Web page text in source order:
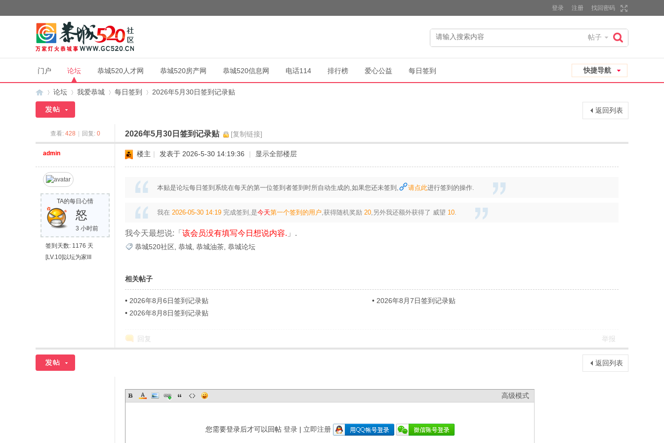
登录 注册 找回密码
帖子
快捷导航
门户 论坛 恭城520人才网 恭城520房产网 恭城520信息网 电话114 排行榜 爱心公益 每日签到
城
论坛
›
我爱恭城 每日签到
›
2026年5月30日签到记录贴
返回列表
查看: 428 回复: 0 2026年5月30日签到记录贴 [复制链接]
admin
TA的每日心情
怒
3 小时前
签到天数: 1176 天
[LV.10]以坛为家III
楼主 | 发表于 2026-5-30 14:19:36 | 显示全部楼层
本贴是论坛每日签到系统在每天的第一位签到者签到时所自动生成的,如果您还未签到, 请点此进行签到的操作.
我在 2026-05-30 14:19 完成签到,是今天第一个签到的用户,获得随机奖励 20,另外我还额外获得了 威望 10.
我今天最想说:「 该会员没有填写今日想说内容. 」.
恭城520社区 恭城 恭城油茶 恭城论坛
相关帖子
• 2026年8月6日签到记录贴 • 2026年8月7日签到记录贴
• 2026年8月8日签到记录贴
回复 举报
返回列表
高级模式
您需要登录后才可以回帖 登录| 立即注册